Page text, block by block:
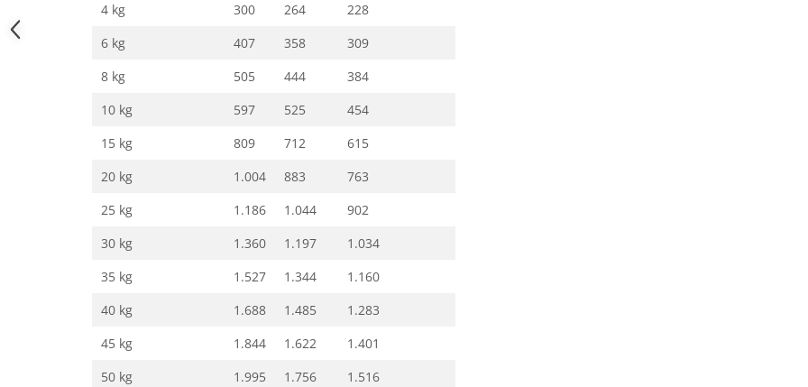
4 kg
300 264
228
6 kg
407 358
309
8 kg
505 444
384
10 kg
597 525
454
15 kg
809 712
615
20 kg
1.004 883
763
25 kg
1.186 1.044
902
30 kg
1.360 1.197
1.034
35 kg
1.527 1.344
1.160
40 kg
1.688 1.485
1.283
45 kg
1.844 1.622
1.401
50 kg
1.995 1.756
1.516